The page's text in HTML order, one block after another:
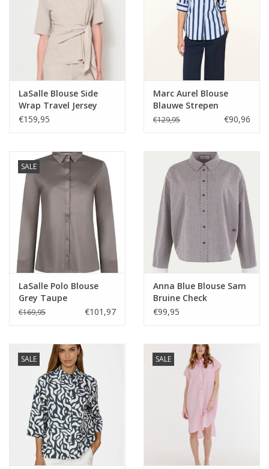
LaSalle Blouse Side
Wrap Travel Jersey
Naturel
€159,95
Marc Aurel Blouse
Blauwe Strepen
€129,95 €90,96
SALE
LaSalle Polo Blouse
Grey Taupe
€169,95 €101,97
Anna Blue Blouse Sam
Bruine Check
€99,95
SALE SALE